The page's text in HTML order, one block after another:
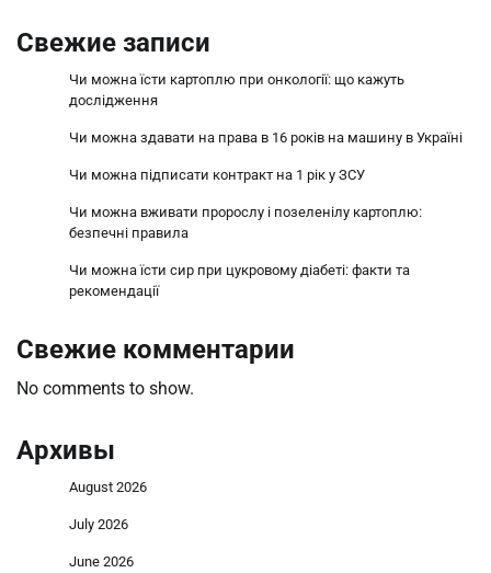
Свежие записи
Чи можна їсти картоплю при онкології: що кажуть
дослідження
Чи можна здавати на права в 16 років на машину в Україні
Чи можна підписати контракт на 1 рік у ЗСУ
Чи можна вживати пророслу і позеленілу картоплю:
безпечні правила
Чи можна їсти сир при цукровому діабеті: факти та
рекомендації
Свежие комментарии
No comments to show.
Архивы
August 2026
July 2026
June 2026